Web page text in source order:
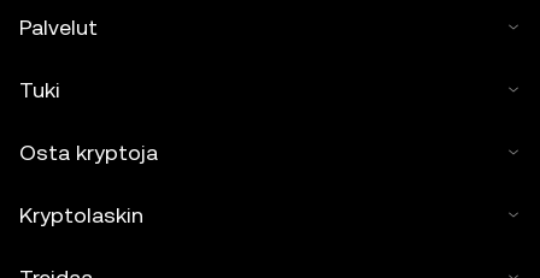
Palvelut
Tuki
Osta kryptoja
Kryptolaskin